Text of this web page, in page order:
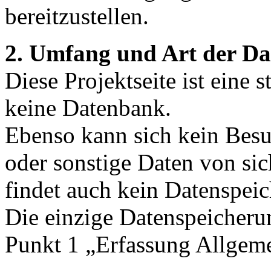
bereitzustellen.
2. Umfang und Art der
Diese Projektseite ist eine
keine Datenbank.
Ebenso kann sich kein
oder sonstige Daten von
findet auch kein
Die einzige
Punkt 1 „Erfassung